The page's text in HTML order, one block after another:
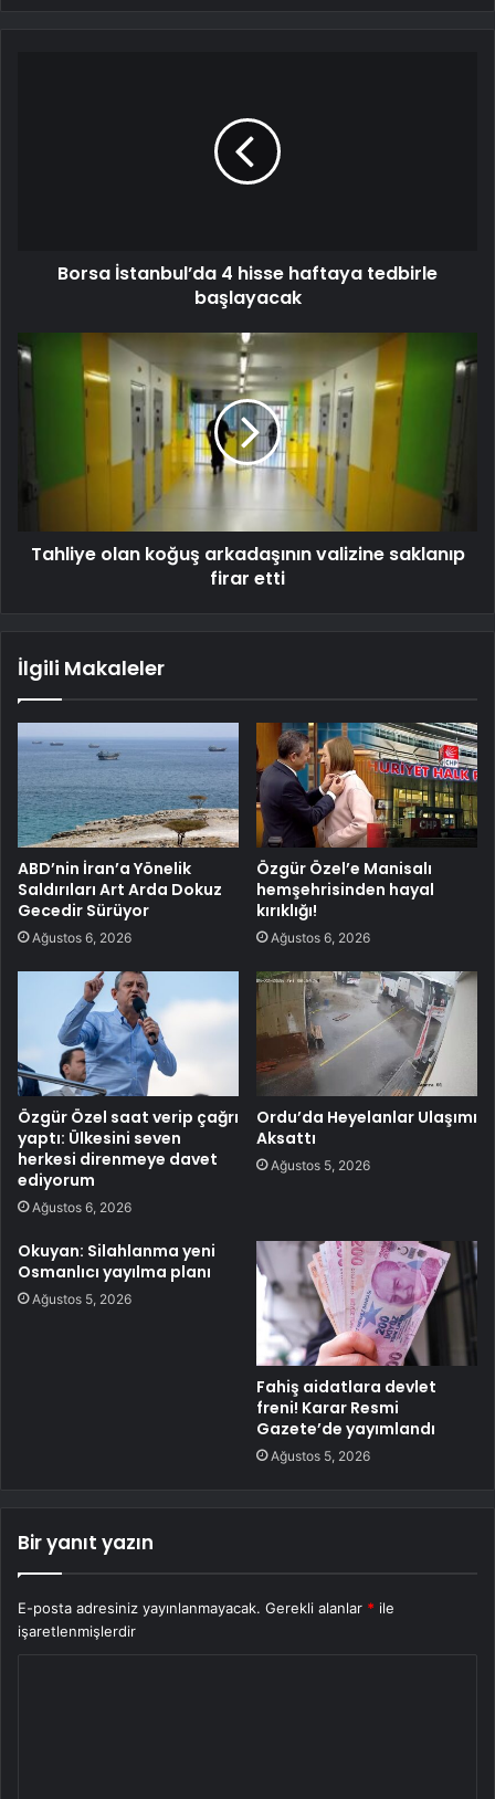
Borsa İstanbul’da 4 hisse haftaya tedbirle
başlayacak
Tahliye olan koğuş arkadaşının valizine saklanıp
firar etti
İlgili Makaleler
ABD’nin İran’a Yönelik
Saldırıları Art Arda Dokuz
Gecedir Sürüyor
Ağustos 6, 2026
Özgür Özel’e Manisalı
hemşehrisinden hayal
kırıklığı!
Ağustos 6, 2026
Özgür Özel saat verip çağrı
yaptı: Ülkesini seven
herkesi direnmeye davet
ediyorum
Ağustos 6, 2026
Ordu’da Heyelanlar Ulaşımı
Aksattı
Ağustos 5, 2026
Okuyan: Silahlanma yeni
Osmanlıcı yayılma planı
Ağustos 5, 2026
Fahiş aidatlara devlet
freni! Karar Resmi
Gazete’de yayımlandı
Ağustos 5, 2026
Bir yanıt yazın
E-posta adresiniz yayınlanmayacak. Gerekli alanlar * ile
işaretlenmişlerdir